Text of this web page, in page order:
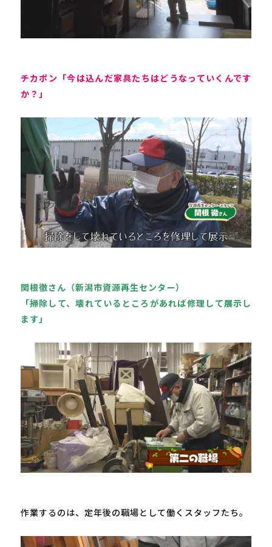
チカポン「今は込んだ家具たちはどうなっていくんです
か？」
関根徹さん（新潟市資源再生センター）
「掃除して、壊れているところがあれば修理して展示し
ます」
作業するのは、定年後の職場として働くスタッフたち。